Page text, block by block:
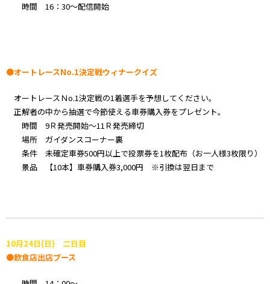
時間 16：30～配信開始
●オートレースNo.1決定戦ウィナークイズ
オートレースＮo.1決定戦の1着選手を予想してください。
正解者の中から抽選で今節使える車券購入券をプレゼント。
時間 9Ｒ発売開始～11Ｒ発売締切
場所 ガイダンスコーナー裏
条件 未確定車券500円以上で投票券を1枚配布（お一人様3枚限り）
景品 【10本】車券購入券3,000円 ※引換は翌日まで
10月24日(日) 二日目
●飲食店出店ブース